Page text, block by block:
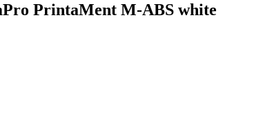
PrintaMent M-ABS white